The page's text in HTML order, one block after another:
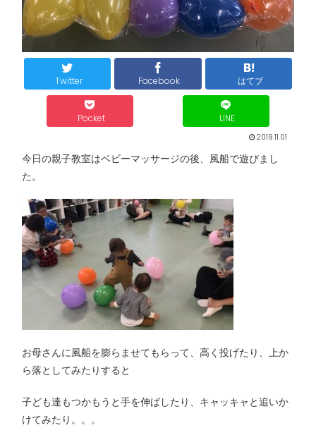
Twitter Facebook はてブ
Pocket LINE
2019.11.01
今日の親子教室はベビーマッサージの後、風船で遊びまし
た。
お母さんに風船を膨らませてもらって、高く投げたり、上か
ら落としてみたりすると
子ども達もつかもうと手を伸ばしたり、キャッキャと追いか
けてみたり。。。